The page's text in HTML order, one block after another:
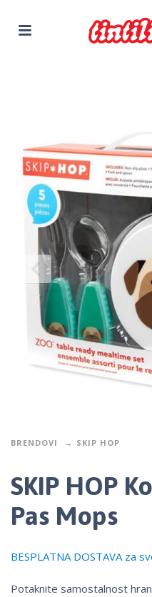
BRENDOVI SKIP HOP
SKIP HOP
Pas Mops
BESPLATNA DOSTAVA za
Potaknite samostalnost